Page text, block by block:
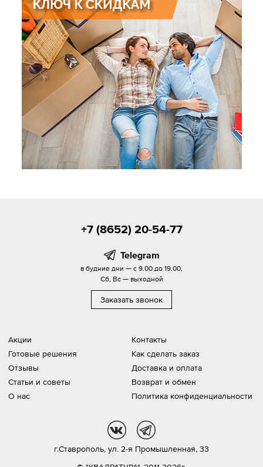
Акции
Готовые решения
Отзывы
Статьи и советы
О нас
Контакты
Как сделать заказ
Доставка и оплата
Возврат и обмен
Политика конфиденциальности
+7 (8652) 20-54-77
Telegram
в будние дни — с 9.00 до 19.00,
Сб, Вс — выходной
Заказать звонок
г.Ставрополь, ул. 2-я Промышленная, 33